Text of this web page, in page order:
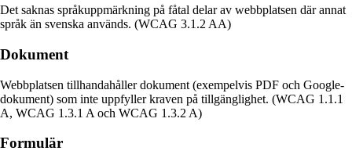
Det saknas språkuppmärkning på fåtal delar av webbplatsen där annat
språk än svenska används. (WCAG 3.1.2 AA)
Dokument
Webbplatsen tillhandahåller dokument (exempelvis PDF och Google-
dokument) som inte uppfyller kraven på tillgänglighet. (WCAG 1.1.1
A, WCAG 1.3.1 A och WCAG 1.3.2 A)
Formulär